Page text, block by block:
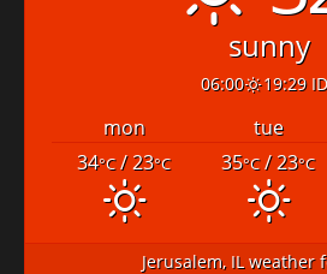
sunny
06:00 19:29
mon tue
34°C/ 23°C 35°C/ 23°C
Jerusalem, ILweather